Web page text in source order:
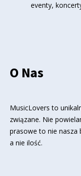
eventy,
O Nas
MusicLovers to
związane. Nie
prasowe to nie nasza
a nie ilość.